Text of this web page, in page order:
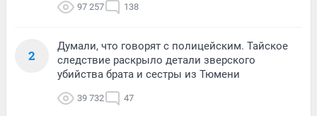
97 257 138
2
Думали, что говорят с полицейским. Тайское
следствие раскрыло детали зверского
убийства брата и сестры из Тюмени
39 732 47